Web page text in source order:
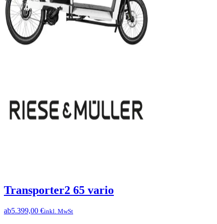
Transporter2 65 vario
ab5.399,00 €inkl. MwSt